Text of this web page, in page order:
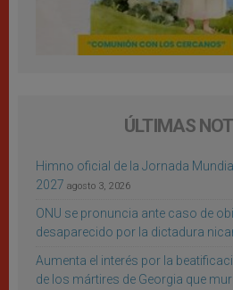
ÚLTIMAS
Himno oficial de la Jornada
2027 agosto 3, 2026
ONU se pronuncia ante caso de
desaparecido por la dictadura
Aumenta el interés por la
de los mártires de Georgia que